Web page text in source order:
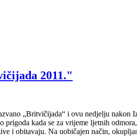
2011."
„Britvičijada“ i ovu nedjelju nakon
prigoda kada se za vrijeme ljetnih
i obitavaju. Na uobičajen način,